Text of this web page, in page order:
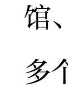
馆
多